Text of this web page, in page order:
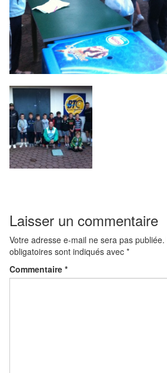
Laisser un commentaire
Votre adresse e-mail ne sera pas publiée.
obligatoires sont indiqués avec *
Commentaire *